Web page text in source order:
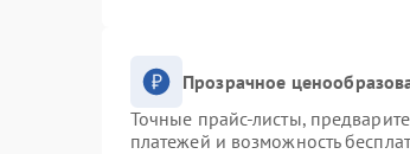
Прозрачное
Точные прайс-листы,
платежей и возможность